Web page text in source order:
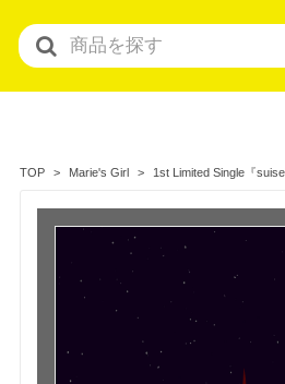
TOP Marie's Girl 1st Limited Single『suisei